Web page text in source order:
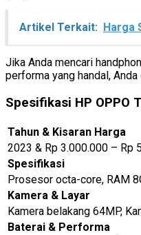
Artikel Terkait: Harga
Jika Anda mencari
performa yang handal,
Spesifikasi HP OPPO
Tahun & Kisaran Harga
2023 & Rp 3.000.000 – Rp
Spesifikasi
Prosesor octa-core, RAM
Kamera & Layar
Kamera belakang 64MP,
Baterai & Performa